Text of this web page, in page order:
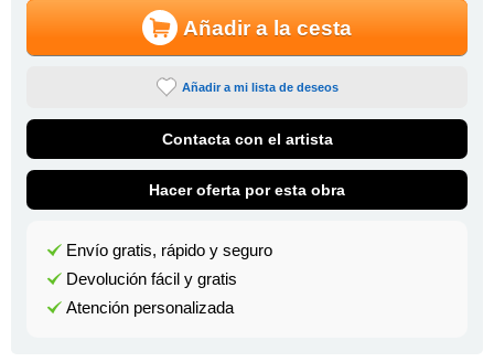
Añadir a la cesta
Añadir a mi lista de deseos
Contacta con el artista
Hacer oferta por esta obra
Envío gratis, rápido y seguro
Devolución fácil y gratis
Atención personalizada